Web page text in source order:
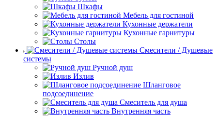
Шкафы
Мебель для гостиной
Кухонные держатели
Кухонные гарнитуры
Столы
Смесители / Душевые
системы
Ручной душ
Излив
Шланговое
подсоединение
Смеситель для душа
Внутренняя часть